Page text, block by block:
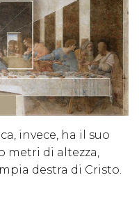
invece, ha il suo
metri di altezza,
destra di Cristo.